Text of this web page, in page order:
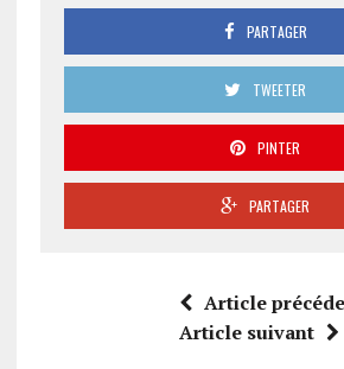
PARTAGER
TWEETER
PINTER
PARTAGER
Article
Article suivant